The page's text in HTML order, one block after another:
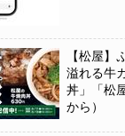
【松屋】
溢れる牛
丼」「松
から）